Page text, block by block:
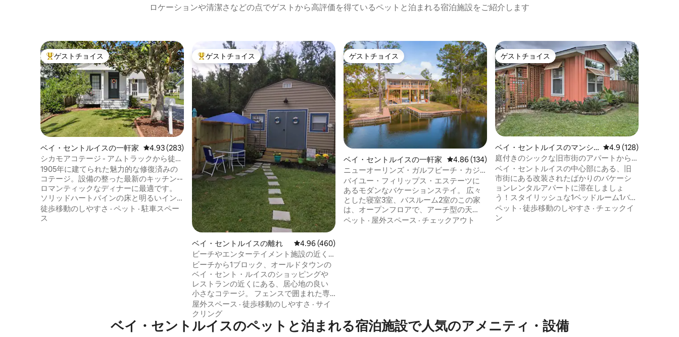
ロケーションや清潔さなどの点でゲストから高評価を得ているペットと泊まれる宿泊施設をご紹介します
大好評のゲストチョイスです。
ゲストチョイス
ベイ・セントルイスの一軒家 レビュー283件、5つ星中4.93つ星の平均評価
4.93 (283)
シカモアコテージ - アムトラックから徒歩
5分
1905年に建てられた魅力的な修復済みの
コテージ。設備の整った最新のキッチン--
ロマンティックなディナーに最適です。
ソリッドハートパインの床と明るいイン
テリア。 バスルーム：爪足バスタブ/シャ
ワー＆付属の洗面台2台付きの部屋。 各ベ
徒歩移動のしやすさ · ペット ·駐車スペー
ス
大好評のゲストチョイスです。
ゲストチョイス
ベイ・セントルイスの離れ レビュー460件、5つ星中4.96つ星の平均評価
4.96 (460)
ビーチやエンターテイメント施設の近く
にある、居心地の良いコテージ
ビーチから1ブロック、オールドタウンの
ベイ・セント・ルイスのショッピングや
レストランの近くにある、居心地の良い
小さなコテージ。 フェンスで囲まれた専
用庭。犬は1匹20ドルの料金で受け入れま
す。オーナーはコテージの隣の家に住ん
でいますが、プライバシーを確保し、ご
自由に出入りしていただけます。ダブル
屋外スペース · 徒歩移動のしやすさ · サイ
クリング
ゲストチョイス
ゲストチョイス
ベイ・セントルイスの一軒家 レビュー134件、5つ星中4.86つ星の平均評価
4.86 (134)
ニューオーリンズ・ガルフビーチ・カジ
ノ近くの新築ウォーターフロント
バイユー・フィリップス・エステーツに
あるモダンなバケーションステイ。 広々
とした寝室3室、バスルーム2室のこの家
は、オープンフロアで、アーチ型の天
井、モダンな家電、専用ドック付きのバ
ペット · 屋外スペース · チェックアウト
ゲストチョイス
ゲストチョイス
ベイ・セントルイスのマンシ
ョン・アパート
レビュー128件、5つ
4.9 (128)
庭付きのシックな旧市街のアパートから
ビーチまで徒歩
ベイ・セントルイスの中心部にある、旧
市街にある改装されたばかりのバケーシ
ョンレンタルアパートに滞在しましょ
う！スタイリッシュな1ベッドルーム1バス
ルームの内装は、海岸沿いのスタイルと
モダンな快適さを融合させています。共
ペット · 徒歩移動のしやすさ · チェックイ
ン
ベイ・セントルイスのペットと泊まれる宿泊施設で人気のアメニティ・設備